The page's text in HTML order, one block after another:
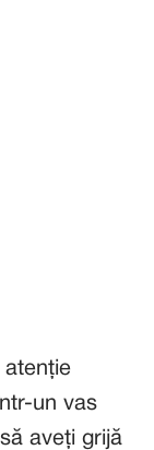
atenție
un vas
aveți grijă